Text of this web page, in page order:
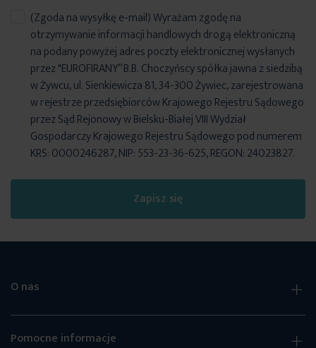
Zapisz się
(Zgoda na wysyłkę e-mail) Wyrażam zgodę na
otrzymywanie informacji handlowych drogą elektroniczną
na podany powyżej adres poczty elektronicznej wysłanych
przez "EUROFIRANY” B.B. Choczyńscy spółka jawna z siedzibą
w Żywcu, ul. Sienkiewicza 81, 34-300 Żywiec, zarejestrowana
w rejestrze przedsiębiorców Krajowego Rejestru Sądowego
przez Sąd Rejonowy w Bielsku-Białej VIII Wydział
Gospodarczy Krajowego Rejestru Sądowego pod numerem
KRS: 0000246287, NIP: 553-23-36-625, REGON: 24023827.
O nas
Pomocne informacje